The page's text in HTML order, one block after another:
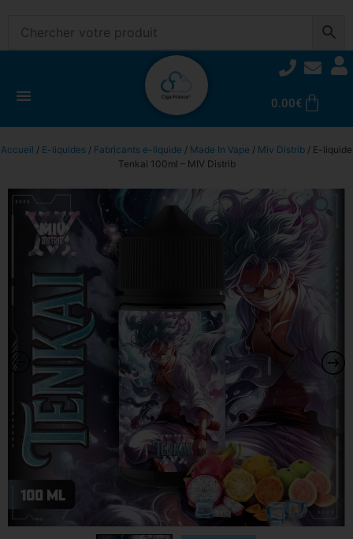
0.00€
Accueil / E-liquides / Fabricants e-liquide / Made In Vape / Miv Distrib / E-liquide
Tenkai 100ml – MIV Distrib